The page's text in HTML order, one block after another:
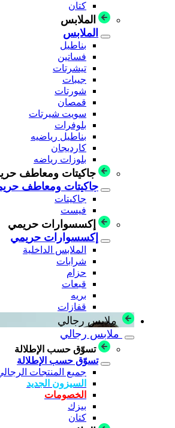
كتان
الملابس
الملابس
بناطيل
فساتين
تيشرتات
جيبات
شورتات
قمصان
سويت شيرتات
بلوفرات
بناطيل رياضيه
كارديجان
بلوزات رياضه
جاكيتات ومعاطف
جاكيتات ومعاطف
جاكيتات
فيست
إكسسوارات حريمي
إكسسوارات حريمي
الملابس الداخلية
شرابات
حزام
قبعات
بريه
قفازات
ملابس رجالي
ملابس رجالي
تسوّق حسب الإطلالة
تسوّق حسب الإطلالة
جميع المنتجات
السيزون الجديد
الخصومات
بيزك
كتان